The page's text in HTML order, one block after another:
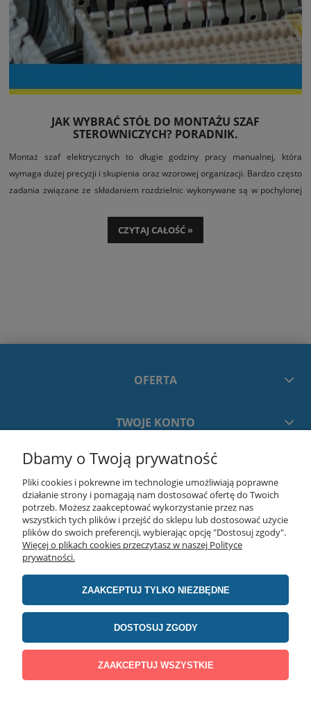
JAK WYBRAĆ STÓŁ DO MONTAŻU SZAF
STEROWNICZYCH? PORADNIK.
Montaż szaf elektrycznych to długie godziny pracy manualnej, która
wymaga dużej precyzji i skupienia oraz wzorowej organizacji. Bardzo często
zadania związane ze składaniem rozdzielnic wykonywane są w pochylonej
powiększającą się liczbę zamontowanych urządzeń i wykonanych połączeń,
CZYTAJ CAŁOŚĆ »
OFERTA
TWOJE KONTO
PŁATNOŚCI I DOSTAWA
INFORMACJE
O NAS
advertnet.pl
Producent stołów montażowych Jabama | Lawendowa 75, 05-311 Chrośla | E-
mail: marketing@jabama.pl | Tel. 790 440 232 | NIP: 8222384494 | REGON:
387782592
Dbamy o Twoją prywatność
Pliki cookies i pokrewne im technologie umożliwiają poprawne
działanie strony i pomagają nam dostosować ofertę do Twoich
potrzeb. Możesz zaakceptować wykorzystanie przez nas
wszystkich tych plików i przejść do sklepu lub dostosować użycie
plików do swoich preferencji, wybierając opcję "Dostosuj zgody".
Więcej o plikach cookies przeczytasz w naszej Polityce
prywatności.
ZAAKCEPTUJ TYLKO NIEZBĘDNE
DOSTOSUJ ZGODY
ZAAKCEPTUJ WSZYSTKIE